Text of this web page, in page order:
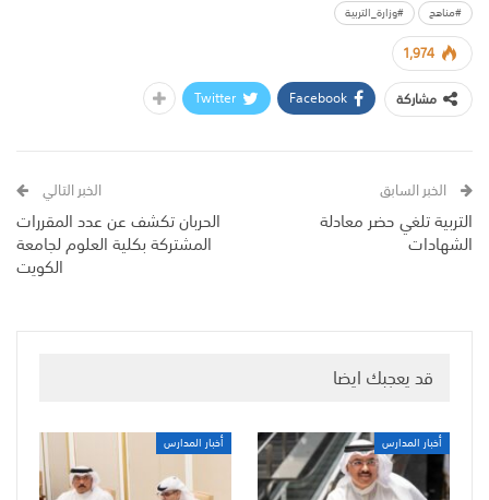
#مناهج
#وزارة_التربية
1,974
مشاركة
Facebook
Twitter
الخبر السابق
التربية تلغي حضر معادلة
الشهادات
الخبر التالي
الحربان تكشف عن عدد المقررات
المشتركة بكلية العلوم لجامعة
الكويت
قد يعجبك ايضا
أخبار المدارس أخبار المدارس